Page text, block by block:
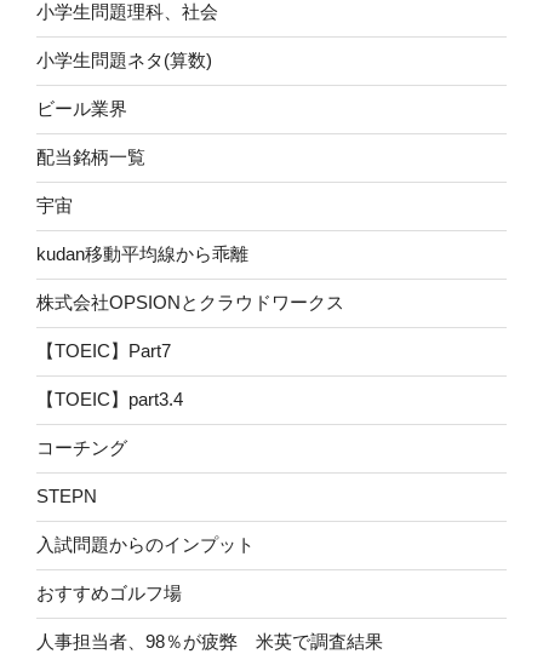
小学生問題理科、社会
小学生問題ネタ(算数)
ビール業界
配当銘柄一覧
宇宙
kudan移動平均線から乖離
株式会社OPSIONとクラウドワークス
【TOEIC】Part7
【TOEIC】part3.4
コーチング
STEPN
入試問題からのインプット
おすすめゴルフ場
人事担当者、98％が疲弊 米英で調査結果